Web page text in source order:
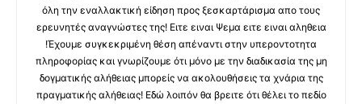
όλη την εναλλακτική είδηση προς ξεσκαρτάρισμα απο τους
ερευνητές αναγνώστες της! Ειτε ειναι Ψεμα ειτε ειναι αληθεια
!Έχουμε συγκεκριμένη θέση απέναντι στην υπεροντοτητα
πληροφορίας και γνωρίζουμε ότι μόνο με την διαδικασία της μη
δογματικής αλήθειας μπορείς να ακολουθήσεις τα χνάρια της
πραγματικής αλήθειας! Εδώ λοιπόν θα βρειτε ότι θέλει το πεδίο